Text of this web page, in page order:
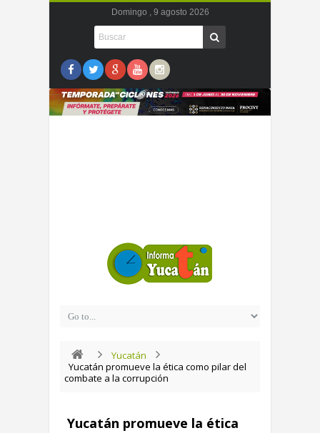
Domingo , 9 agosto 2026
Yucatán
Yucatán promueve la ética como pilar del
combate a la corrupción
Yucatán promueve la ética